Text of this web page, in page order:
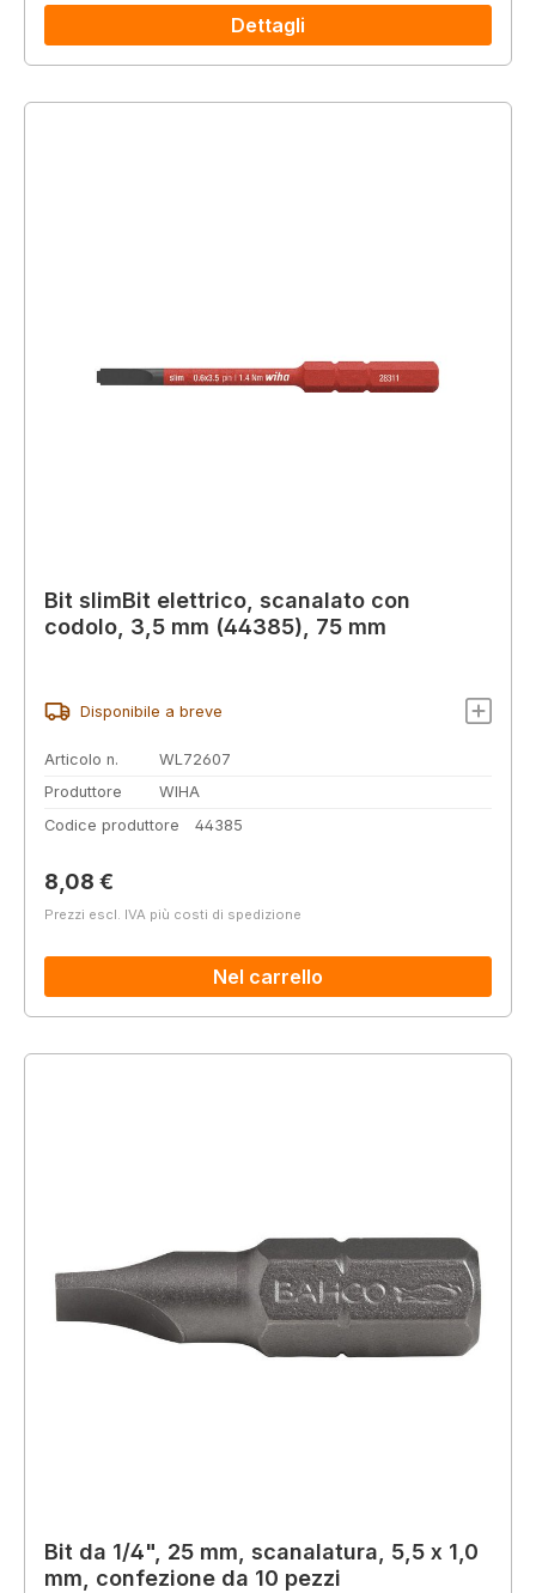
Dettagli
Bit slimBit elettrico, scanalato con
codolo, 3,5 mm (44385), 75 mm
Disponibile a breve
Articolo n.
WL72607
Produttore
WIHA
Codice produttore
44385
Prezzo normale:
8,08 €
Prezzi escl. IVA più costi di spedizione
Nel carrello
Bit da 1/4", 25 mm, scanalatura, 5,5 x 1,0
mm, confezione da 10 pezzi